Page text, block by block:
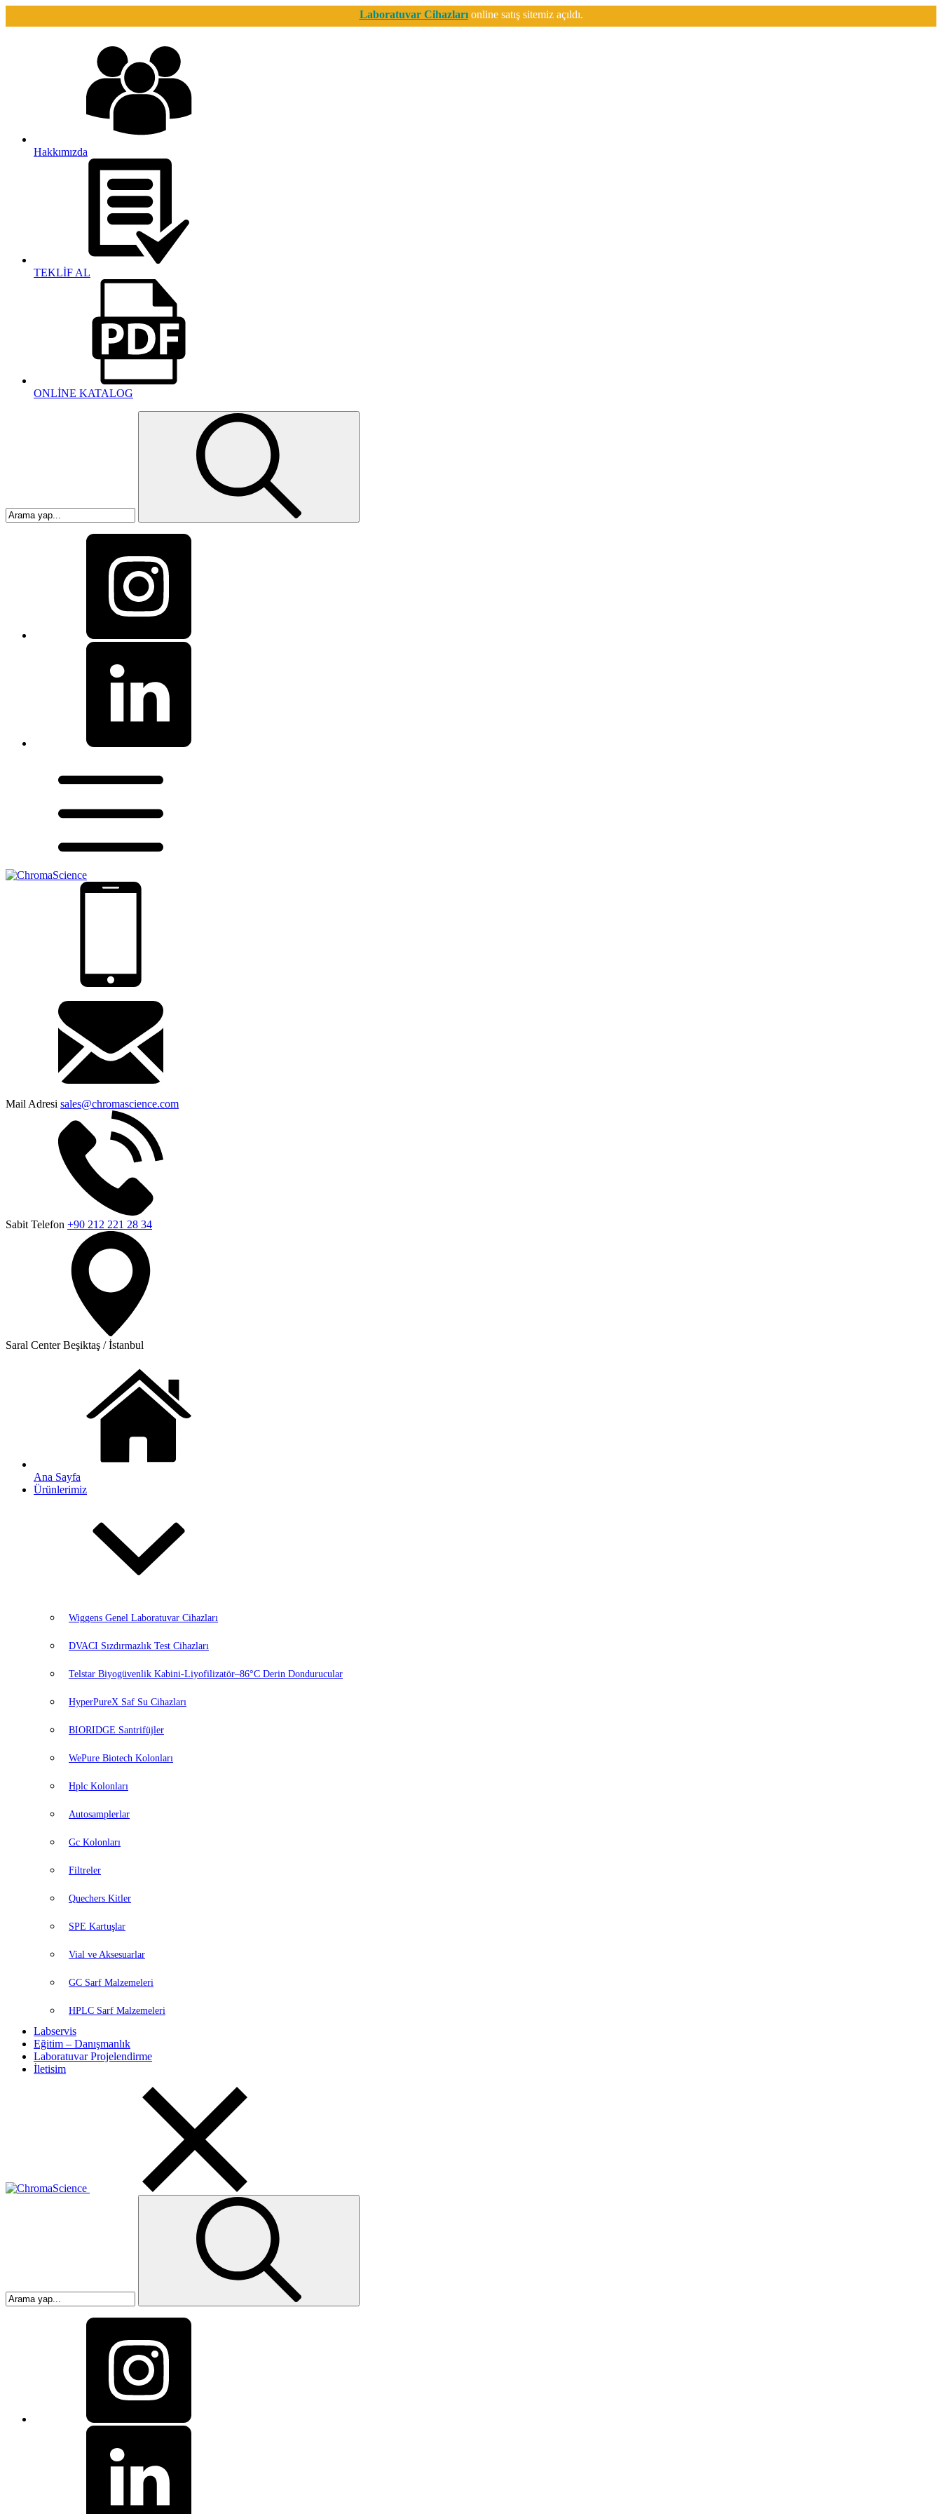
Laboratuvar Cihazlarıonline satış sitemiz açıldı.
Hakkımızda
TEKLİF AL
ONLİNE KATALOG
Mail Adresi sales@chromascience.com
Sabit Telefon +90 212 221 28 34
Saral CenterBeşiktaş / İstanbul
Ana Sayfa
Ürünlerimiz
Wiggens Genel Laboratuvar Cihazları
DVACI Sızdırmazlık Test Cihazları
Telstar Biyogüvenlik Kabini-Liyofilizatör–86°C Derin Dondurucular
HyperPureX Saf Su Cihazları
BIORIDGE Santrifüjler
WePure Biotech Kolonları
Hplc Kolonları
Autosamplerlar
Gc Kolonları
Filtreler
Quechers Kitler
SPE Kartuşlar
Vial ve Aksesuarlar
GC Sarf Malzemeleri
HPLC Sarf Malzemeleri
Labservis
Eğitim – Danışmanlık
Laboratuvar Projelendirme
İletisim